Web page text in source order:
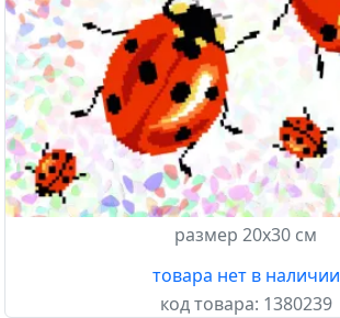
размер 20х30 см
товара нет в наличии
код товара: 1380239